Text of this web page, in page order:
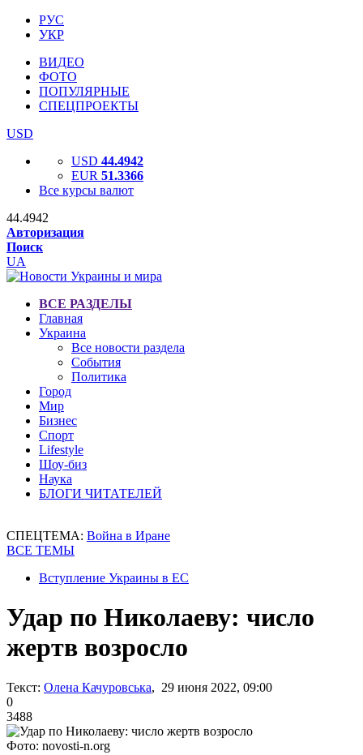
РУС
УКР
ВИДЕО
ФОТО
ПОПУЛЯРНЫЕ
СПЕЦПРОЕКТЫ
USD
USD 44.4942
EUR 51.3366
Все курсы валют
44.4942
Авторизация
Поиск
UA
ВСЕ РАЗДЕЛЫ
Главная
Украина
Все новости раздела
События
Политика
Город
Мир
Бизнес
Спорт
Lifestyle
Шоу-биз
Наука
БЛОГИ ЧИТАТЕЛЕЙ
СПЕЦТЕМА: Война в Иране
ВСЕ ТЕМЫ
Вступление Украины в ЕС
Удар по Николаеву: число
жертв возросло
Текст: Олена Качуровська, 29 июня 2022, 09:00
0
3488
Фото: novosti-n.org